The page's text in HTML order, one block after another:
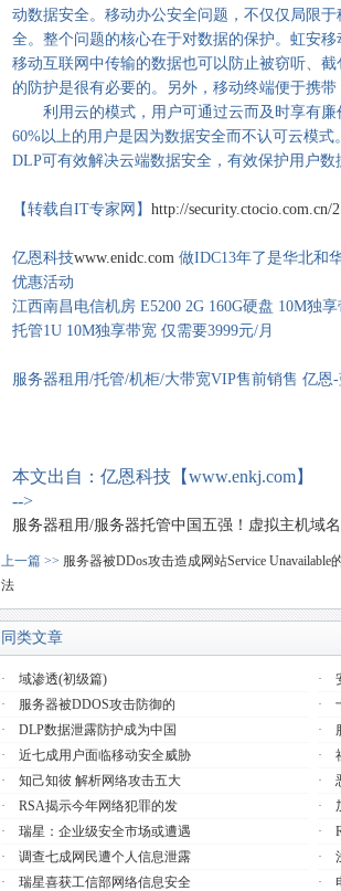
动数据安全。移动办公安全问题，不仅仅局限
全。整个问题的核心在于对数据的保护。虹安
移动互联网中传输的数据也可以防止被窃听、
的防护是很有必要的。另外，移动终端便于携
利用云的模式，用户可通过云而及时享有廉
60%以上的用户是因为数据安全而不认可云模
DLP可有效解决云端数据安全，有效保护用户数
【转载自IT专家网】 http://security.ctocio.com.cn/
亿恩科技www.enidc.com 做IDC13年了是华北和
优惠活动
江西南昌电信机房 E5200 2G 160G硬盘 10M独
托管1U 10M独享带宽 仅需要3999元/月
服务器租用/托管/机柜/大带宽VIP售前销售 亿恩-
本文出自：亿恩科技【www.enkj.com】
-->
服务器租用/服务器托管中国五强！虚拟主机域
上一篇 >> 服务器被DDos攻击造成网站service Unavailable
法
同类文章
· 域渗透(初级篇) ·
· 服务器被DDOS攻击防御的 ·
· DLP数据泄露防护成为中国 ·
· 近七成用户面临移动安全威胁 ·
· 知己知彼 解析网络攻击五大 ·
· RSA揭示今年网络犯罪的发 ·
· 瑞星：企业级安全市场或遭遇 ·
· 调查七成网民遭个人信息泄露 ·
· 瑞星喜获工信部网络信息安全 ·